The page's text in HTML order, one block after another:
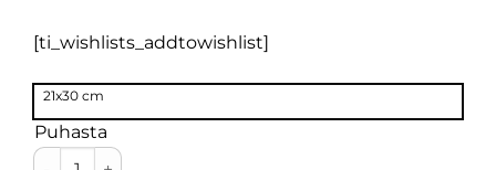
[ti_wishlists_addtowishlist]
21x30 cm
Puhasta
Looduses I kogus